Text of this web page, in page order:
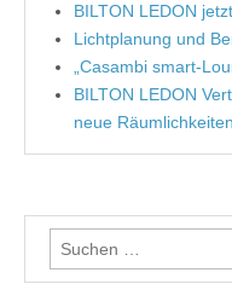
BILTON LEDON
Lichtplanung und
„Casambi smart-
BILTON LEDON
neue Räumlichkeiten
Suche nach: